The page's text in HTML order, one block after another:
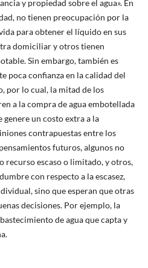
y propiedad sobre el agua». En
no tienen preocupación por la
para obtener el líquido en sus
domiciliar y otros tienen
Sin embargo, también es
poca confianza en la calidad del
por lo cual, la mitad de los
a la compra de agua embotellada
un costo extra a la
contrapuestas entre los
futuros, algunos no
recurso escaso o limitado, y otros,
con respecto a la escasez,
sino que esperan que otras
decisiones. Por ejemplo, la
de agua que capta y